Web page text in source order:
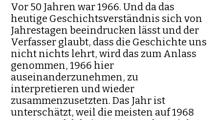
Vor 50 Jahren war 1966. Und da das
heutige Geschichtsverständnis sich von
Jahrestagen beeindrucken lässt und der
Verfasser glaubt, dass die Geschichte uns
nicht nichts lehrt, wird das zum Anlass
genommen, 1966 hier
auseinanderzunehmen, zu
interpretieren und wieder
zusammenzusetzten. Das Jahr ist
unterschätzt, weil die meisten auf 1968